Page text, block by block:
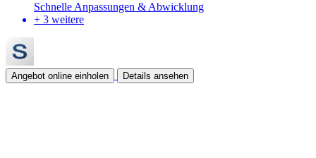
Schnelle Anpassungen & Abwicklung
+ 3 weitere
Angebot online einholen Details ansehen